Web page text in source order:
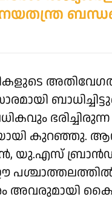
ഭരിച്ചിരുന്ന
കുറഞ്ഞു.
യു.എസ്
അവരുമായി